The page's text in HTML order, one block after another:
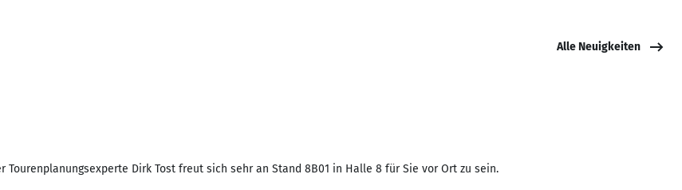
Alle Neuigkeiten
Tourenplanungsexperte Dirk Tost freut sich sehr an Stand 8B01 in Halle 8 für Sie vor Ort zu sein.